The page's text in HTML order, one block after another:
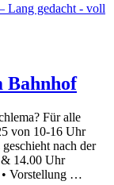
Lang gedacht - voll
Bahnhof
Für alle
von 10-16 Uhr
nach der
& 14.00 Uhr
• Vorstellung …